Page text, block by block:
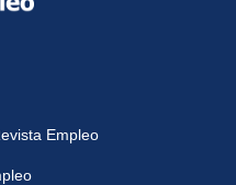
Empleo